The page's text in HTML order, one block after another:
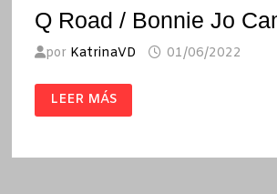
Q Road / Bonnie Jo
por KatrinaVD 01/06/2022
Q
ROAD
/
CAMPBELL
LEER MÁS